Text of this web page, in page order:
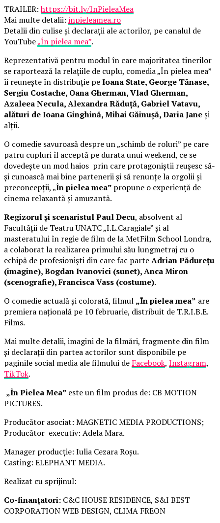
TRAILER:https://bit.ly/InPieleaMea
Mai multe detalii: inpieleamea.ro
Detalii din culise și declarații ale actorilor, pe canalul de
YouTube„În pielea mea”.
Reprezentativă pentru modul în care majoritatea tinerilor
se raportează la relațiile de cuplu, comedia „În pielea mea”
îi reunește în distribuție peIoana State, George Tănase,
Sergiu Costache, Oana Gherman, Vlad Gherman,
Azaleea Necula, Alexandra Răduță, Gabriel Vatavu,
alături de Ioana Ginghină, Mihai Găinușă, Daria Janeși
alții.
O comedie savuroasă despre un „schimb de roluri” pe care
patru cupluri îl acceptă pe durata unui weekend, ce se
dovedește un mod haios prin care protagoniștii reușesc să-
și cunoască mai bine partenerii și să renunțe la orgolii și
preconcepții, „În pielea mea” propune o experiență de
cinema relaxantă și amuzantă.
Regizorul și scenaristul Paul Decu, absolvent al
Facultății de Teatru UNATC „I.L.Caragiale” și al
masteratului în regie de film de la MetFilm School Londra,
a colaborat la realizarea primului său lungmetraj cu o
echipă de profesioniști din care fac parteAdrian Pădurețu
(imagine), Bogdan Ivanovici (sunet), Anca Miron
(scenografie), Francisca Vass (costume).
O comedie actuală și colorată, filmul „În pielea mea” are
premiera națională pe 10 februarie, distribuit de T.R.I.B.E.
Films.
Mai multe detalii, imagini de la filmări, fragmente din film
și declarații din partea actorilor sunt disponibile pe
paginile social media ale filmului de Facebook, Instagram,
TikTok.
„În Pielea Mea” este un film produs de: CB MOTION
PICTURES.
Producător asociat: MAGNETIC MEDIA PRODUCTIONS;
Producător executiv: Adela Mara.
Manager producție: Iulia Cezara Roșu.
Casting: ELEPHANT MEDIA.
Realizat cu sprijinul:
Co-finanțatori: C&C HOUSE RESIDENCE, S&I BEST
CORPORATION WEB DESIGN, CLIMA FREON